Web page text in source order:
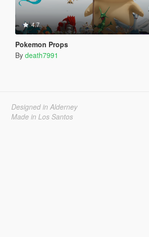
4.7
Pokemon Props
By death7991
Designed in Alderney
Made in Los Santos